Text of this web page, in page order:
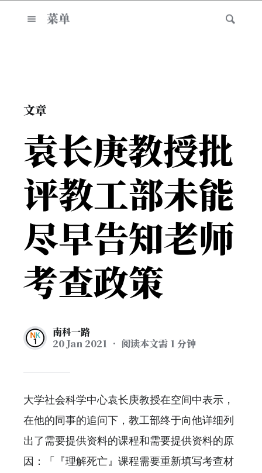
菜单
文章
袁长庚教授批
评教工部未能
尽早告知老师
考查政策
南科一路
20 Jan 2021 • 阅读本文需 1 分钟
大学社会科学中心袁长庚教授在空间中表示，
在他的同事的追问下，教工部终于向他详细列
出了需要提供资料的课程和需要提供资料的原
因：「『理解死亡』课程需要重新填写考查材